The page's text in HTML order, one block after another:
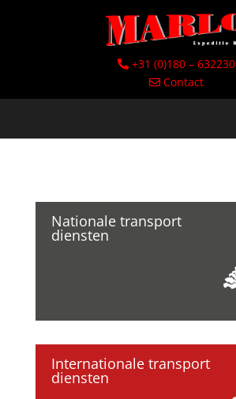
+31 (0)180 – 632230
Contact
Nationale transport
diensten
Internationale transport
diensten